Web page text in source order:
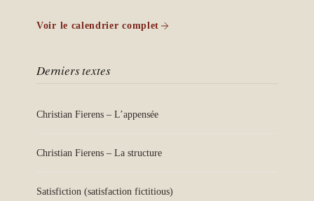
Voir le calendrier complet
Derniers textes
Christian Fierens – L’appensée
Christian Fierens – La structure
Satisfiction (satisfaction fictitious)